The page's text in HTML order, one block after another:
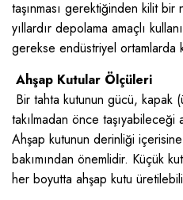
taşınması gerektiğinden kilit bir
yıllardır depolama amaçlı
gerekse endüstriyel ortamlarda
Ahşap Kutular Ölçüleri
Bir tahta kutunun gücü, kapak
takılmadan önce
Ahşap kutunun derinliği
bakımından önemlidir. Küçük
her boyutta ahşap kutu